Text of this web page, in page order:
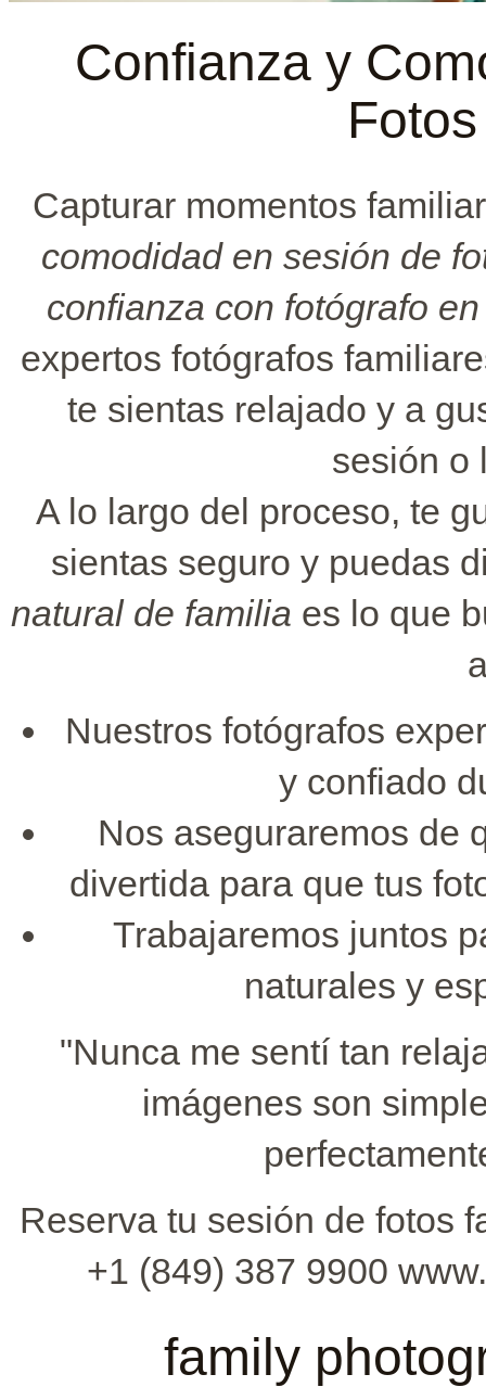
Confianza y
Capturar momentos
comodidad en sesión de
confianza con fotógrafo
expertos fotógrafos
te sientas relajado y a
sesión o
A lo largo del proceso, te
sientas seguro y puedas
natural de familia es lo que
Nuestros fotógrafos
y confiado
Nos aseguraremos de
divertida para que tus
Trabajaremos juntos
naturales y
"Nunca me sentí tan
imágenes son
Reserva tu sesión de fotos
+1 (849) 387 9900
family